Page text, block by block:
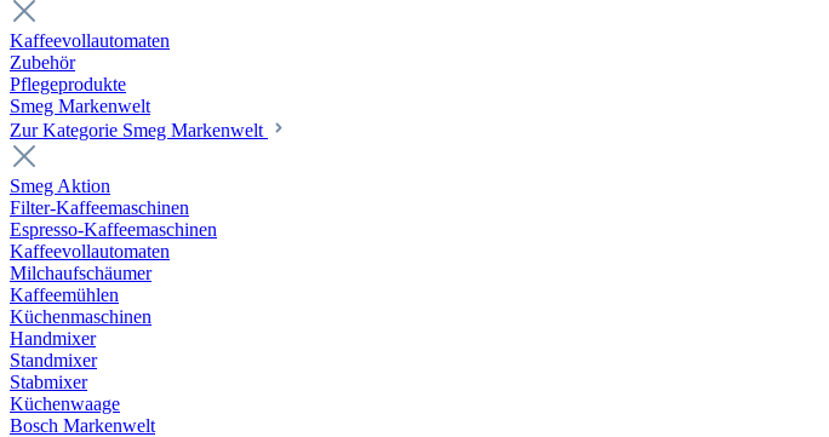
Kaffeevollautomaten
Zubehör
Pflegeprodukte
Smeg Markenwelt
Zur Kategorie Smeg Markenwelt
Smeg Aktion
Filter-Kaffeemaschinen
Espresso-Kaffeemaschinen
Kaffeevollautomaten
Milchaufschäumer
Kaffeemühlen
Küchenmaschinen
Handmixer
Standmixer
Stabmixer
Küchenwaage
Bosch Markenwelt